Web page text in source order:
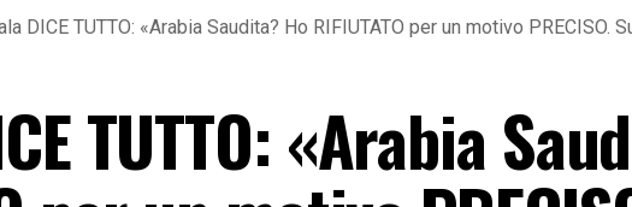
DICE TUTTO: «Arabia Saudita? Ho RIFIUTATO per un motivo PRECISO.
TUTTO: «Arabia